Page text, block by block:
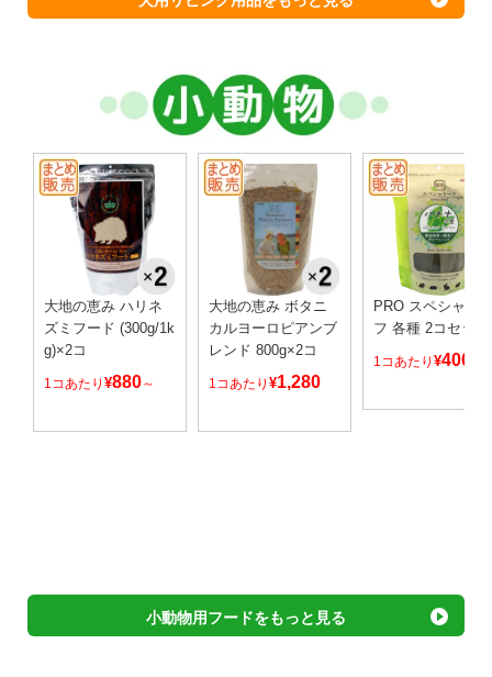
大地の恵み ハリネ
ズミフード (300g/1k
g)×2コ
1コあたり¥880～
大地の恵み ボタニ
カルヨーロピアンブ
レンド 800g×2コ
1コあたり¥1,280
PRO スペシャリ
フ 各種 2コセット
1コあたり¥400
小動物用フードをもっと見る